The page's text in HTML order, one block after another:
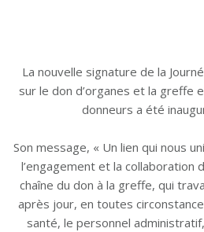
La nouvelle signature de la
sur le don d’organes et la greffe
donneurs a été
Son message, « Un lien qui nous
l’engagement et la collaboration
chaîne du don à la greffe, qui
après jour, en toutes
santé, le personnel